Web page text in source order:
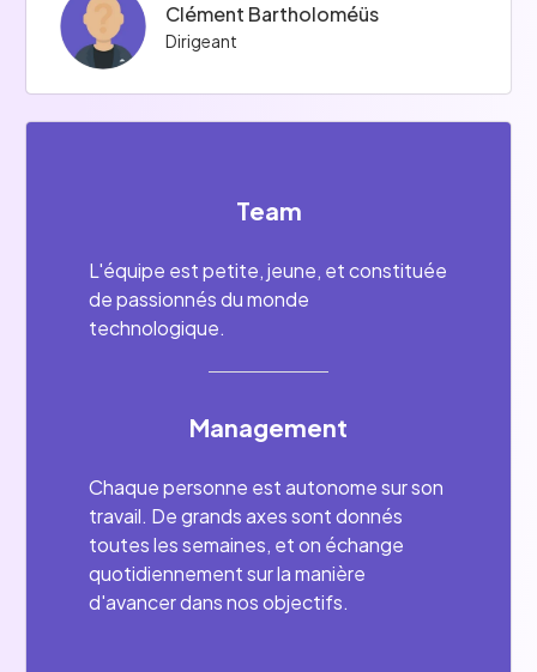
Clément Bartholoméüs
Dirigeant
Team
L'équipe est petite, jeune, et constituée
de passionnés du monde
technologique.
Management
Chaque personne est autonome sur son
travail. De grands axes sont donnés
toutes les semaines, et on échange
quotidiennement sur la manière
d'avancer dans nos objectifs.